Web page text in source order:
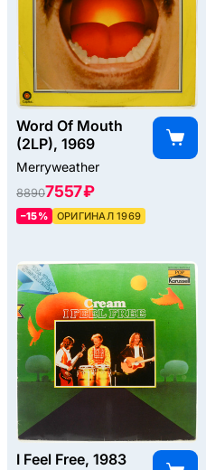
Word Of Mouth
(2LP), 1969
Merryweather
88907557 ₽
–15% ОРИГИНАЛ 1969
I Feel Free, 1983